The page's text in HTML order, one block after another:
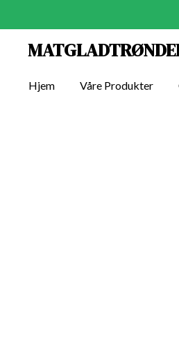
hovedinnhold
Hjem Våre Produkter